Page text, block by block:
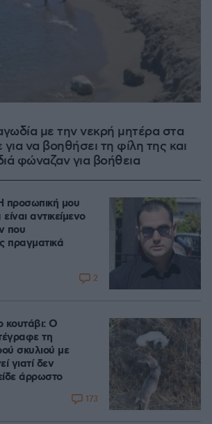
με την νεκρή μητέρα στα
να βοηθήσει τη φίλη της και
φώναζαν για βοήθεια
προσωπική μου
αντικείμενο
που
πραγματικά
2
κουτάβι: Ο
τη
σκυλιού με
γιατί δεν
άρρωστο
173